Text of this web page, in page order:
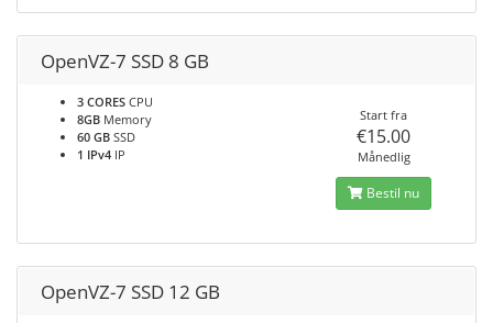
OpenVZ-7 SSD 8 GB
3 CORES CPU
8GB Memory
60 GB SSD
1 IPv4 IP
Start fra
€15.00
Månedlig
Bestil nu
OpenVZ-7 SSD 12 GB